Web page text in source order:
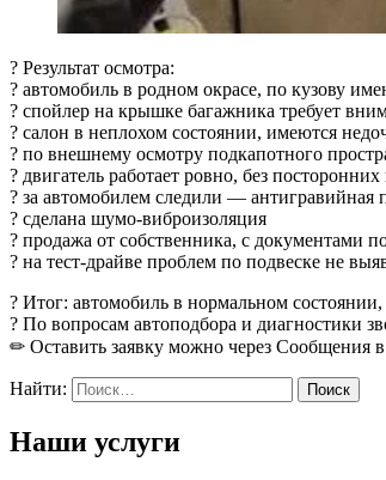
? Результат осмотра:
? автомобиль в родном окрасе, по кузову
? спойлер на крышке багажника требует
? салон в неплохом состоянии, имеются
? по внешнему осмотру подкапотного
? двигатель работает ровно, без
? за автомобилем следили — антигравийная
? сделана шумо-виброизоляция
? продажа от собственника, с документами
? на тест-драйве проблем по подвеске не
? Итог: автомобиль в нормальном
? По вопросам автоподбора и диагностики
✏ Оставить заявку можно через Сообщения
Найти:
Наши услуги